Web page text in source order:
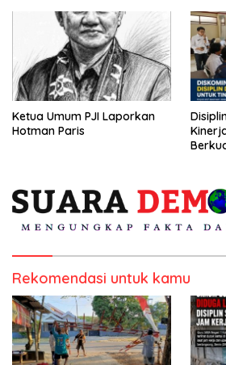
Ketua Umum PJI Laporkan
Hotman Paris
Rekomendasi untuk kamu